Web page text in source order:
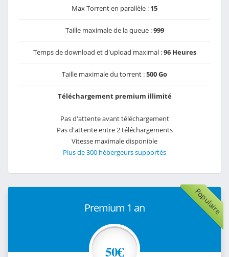
Max Torrent en parallèle : 15
Taille maximale de la queue :999
Temps de download et d'upload maximal :96 Heures
Taille maximale du torrent :500 Go
Téléchargement premium illimité
Pas d'attente avant téléchargement
Pas d'attente entre 2 téléchargements
Vitesse maximale disponible
Plus de 300 hébergeurs supportés
Populaire
Premium 1 an
50€